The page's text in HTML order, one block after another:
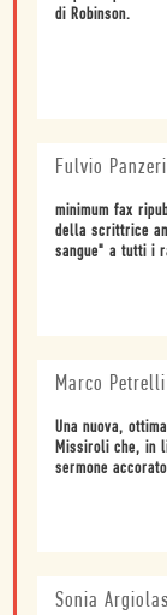
di Robinson.
Fulvio Panzeri
minimum fax
della scrittrice
sangue" a tutti i
Marco Petrelli
Una nuova,
Missiroli che, in
sermone
Sonia Argiolas